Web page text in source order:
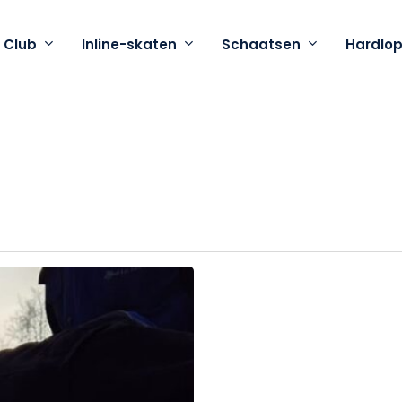
Club Inline-skaten Schaatsen